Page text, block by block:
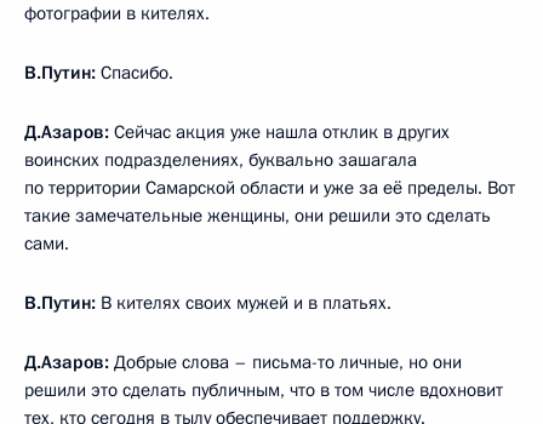
фотографии в кителях.
В.Путин: Спасибо.
Д.Азаров: Сейчас акция уже нашла отклик в других
воинских подразделениях, буквально зашагала
по территории Самарской области и уже за её пределы. Вот
такие замечательные женщины, они решили это сделать
сами.
В.Путин: В кителях своих мужей и в платьях.
Д.Азаров: Добрые слова – письма-то личные, но они
решили это сделать публичным, что в том числе вдохновит
тех, кто сегодня в тылу обеспечивает поддержку.